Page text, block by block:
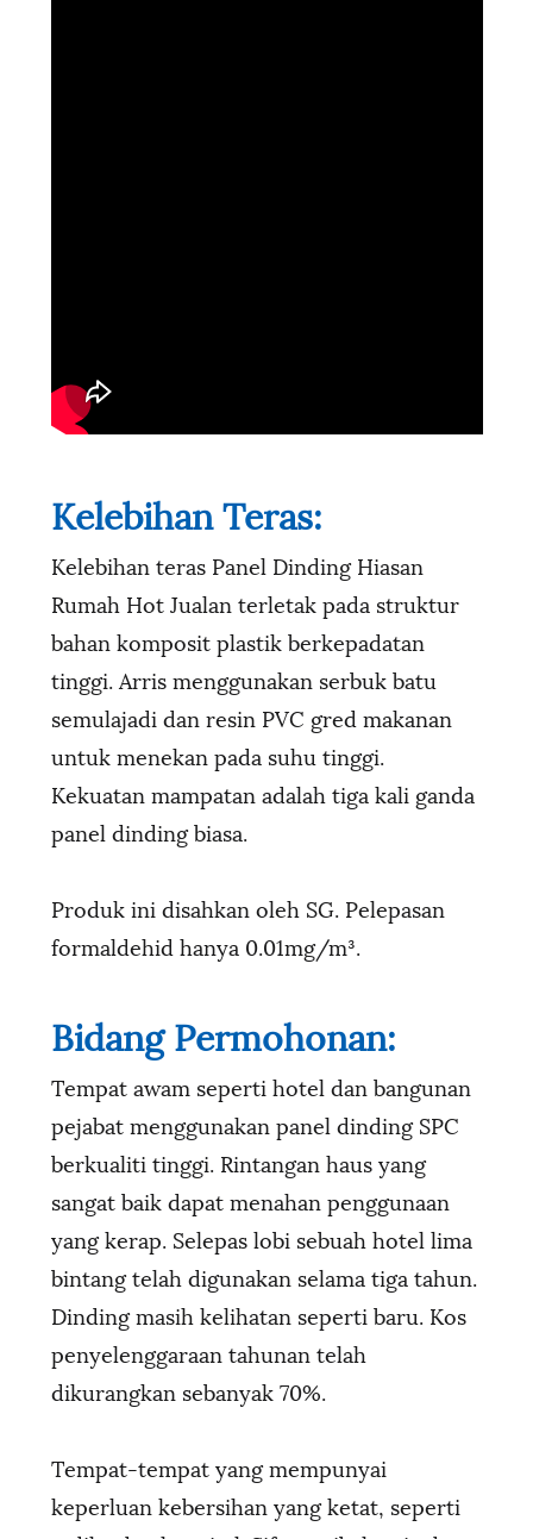
Kelebihan Teras:
Kelebihan teras Panel Dinding Hiasan
Rumah Hot Jualan terletak pada struktur
bahan komposit plastik berkepadatan
tinggi. Arris menggunakan serbuk batu
semulajadi dan resin PVC gred makanan
untuk menekan pada suhu tinggi.
Kekuatan mampatan adalah tiga kali ganda
panel dinding biasa.
Produk ini disahkan oleh SG. Pelepasan
formaldehid hanya 0.01mg/m³.
Bidang Permohonan:
Tempat awam seperti hotel dan bangunan
pejabat menggunakan panel dinding SPC
berkualiti tinggi. Rintangan haus yang
sangat baik dapat menahan penggunaan
yang kerap. Selepas lobi sebuah hotel lima
bintang telah digunakan selama tiga tahun.
Dinding masih kelihatan seperti baru. Kos
penyelenggaraan tahunan telah
dikurangkan sebanyak 70%.
Tempat-tempat yang mempunyai
keperluan kebersihan yang ketat, seperti